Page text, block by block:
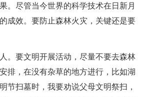
。尽管当今世界的科学技术在日新月
成效。要防止森林火灾，关键还是要
。要文明开展活动，尽量不要去森林
排，在没有杂草的地方进行，比如湖
节扫墓时，我要劝说父母文明祭扫，